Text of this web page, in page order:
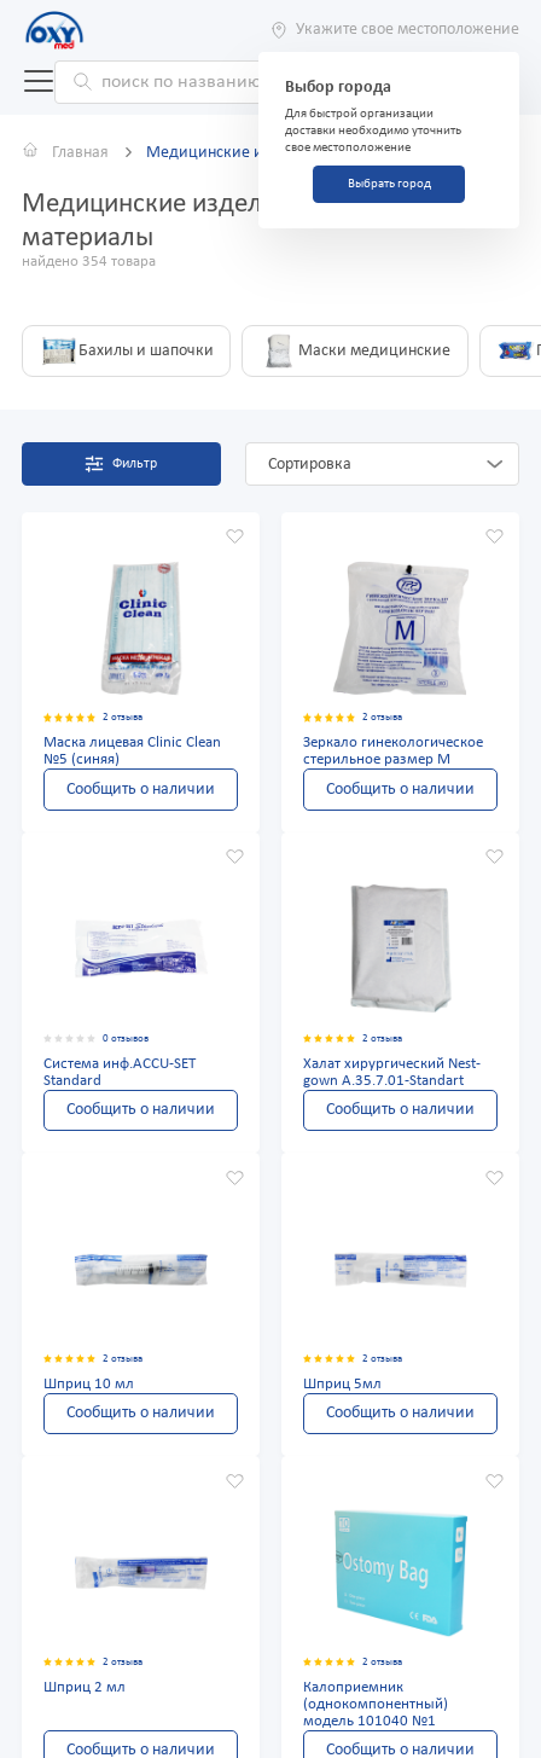
Укажите свое местоположение
Выбор города
Для быстрой организации
доставки необходимо уточнить
свое местоположение
Выбрать город
Главная Медицинские изделия и расходные материалы
Медицинские изделия и расходные
материалы
найдено 354 товара
Бахилы и шапочки Маски медицинские
Фильтр Сортировка
2 отзыва
Маска лицевая Clinic Clean
№5 (синяя)
Сообщить о наличии
2 отзыва
Зеркало гинекологическое
стерильное размер M
Сообщить о наличии
0 отзывов
Система инф.ACCU-SET
Standard
Сообщить о наличии
2 отзыва
Халат хирургический Nest-
gown A.35.7.01-Standart
Сообщить о наличии
2 отзыва
Шприц 10 мл
Сообщить о наличии
2 отзыва
Шприц 5мл
Сообщить о наличии
2 отзыва
Шприц 2 мл
Сообщить о наличии
2 отзыва
Калоприемник
(однокомпонентный)
модель 101040 №1
Сообщить о наличии